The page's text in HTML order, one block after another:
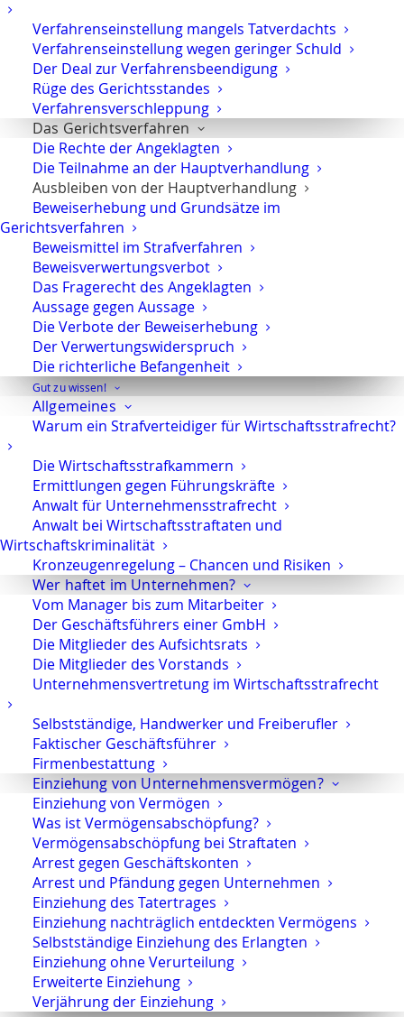
Verfahrenseinstellung mangels Tatverdachts
Verfahrenseinstellung wegen geringer Schuld
Der Deal zur Verfahrensbeendigung
Rüge des Gerichtsstandes
Verfahrensverschleppung
Das Gerichtsverfahren
Die Rechte der Angeklagten
Die Teilnahme an der Hauptverhandlung
Ausbleiben von der Hauptverhandlung
Beweiserhebung und Grundsätze im
Gerichtsverfahren
Beweismittel im Strafverfahren
Beweisverwertungsverbot
Das Fragerecht des Angeklagten
Aussage gegen Aussage
Die Verbote der Beweiserhebung
Der Verwertungswiderspruch
Die richterliche Befangenheit
Gut zu wissen!
Allgemeines
Warum ein Strafverteidiger für Wirtschaftsstrafrecht?
Die Wirtschaftsstrafkammern
Ermittlungen gegen Führungskräfte
Anwalt für Unternehmensstrafrecht
Anwalt bei Wirtschaftsstraftaten und
Wirtschaftskriminalität
Kronzeugenregelung – Chancen und Risiken
Wer haftet im Unternehmen?
Vom Manager bis zum Mitarbeiter
Der Geschäftsführers einer GmbH
Die Mitglieder des Aufsichtsrats
Die Mitglieder des Vorstands
Unternehmensvertretung im Wirtschaftsstrafrecht
Selbstständige, Handwerker und Freiberufler
Faktischer Geschäftsführer
Firmenbestattung
Einziehung von Unternehmensvermögen?
Einziehung von Vermögen
Was ist Vermögensabschöpfung?
Vermögensabschöpfung bei Straftaten
Arrest gegen Geschäftskonten
Arrest und Pfändung gegen Unternehmen
Einziehung des Tatertrages
Einziehung nachträglich entdeckten Vermögens
Selbstständige Einziehung des Erlangten
Einziehung ohne Verurteilung
Erweiterte Einziehung
Verjährung der Einziehung
entschuldigen und erkennbar wird, das er erscheinen
wollte, aber schuldlos nicht erscheinen konnte.
Das Ausbleiben von der Hauptverhandlung
wegen Verhandlungsunfähigkeit
Ist der Angeklagte anwesend, aber nicht
verhandlungsfähig, gilt er trotz körperlicher
Anwesenheit als von der Verhandlung ausgeblieben
im Sinne des§ 230 StPO
ObVerhandlungsunfähigkeit
vorliegt, würdigt das Gericht im sogenannten
Freibeweisverfahren. Dabei können schon geringe
Zweifel an der Verhandlungsfähigkeit
dass keine Hauptverhandlung stattfindet. Aber es gibt
keine Definition, die bestimmt, wann
Verhandlungsunfähigkeit vorliegt. Nicht jeder
Schnupfen, jede Erkältung, Kopfschmerzen oder
Annahme der Verhandlungsunfähigkeit. Erst dann,
wenn anzunehmen ist, das ein Angeklagter nicht in
der Lage ist, sich wirklich zu verteidigen und dem
Prozess zu folgen, begründet das die
Verhandlungsunfähigkeit.
Hauptverhandlung und ärztliches Attest
über Verhandlungsunfähigkeit
Wenn Angeklagte nicht zur Hauptverhandlung
kommen und dem Gericht ein ärztliches Attest
übermitteln, in dem der Arzt eine
Verhandlungsunfähigkeit attestiert, muss das nicht
zwingend dazu führen, dass das Gericht dem folgt.
Denn das Gericht kann auch anordnen, dass während
eines Gerichtsprozesses ein Arzt anwesend ist,
häufige Verhandlungspausen eingelegt werden usw.
Zwangsmaßnahmen wie Vorführung und
Haftbefehl zur Durchführung der
Hauptverhandlung
Das Gericht kann Zwangsmaßnahmen ergreifen wenn
es zu der Auffassung gelangt, der Angeklagte sei nicht
genügend entschuldigt (§ 230 Abs. 2 StPO). Das kann